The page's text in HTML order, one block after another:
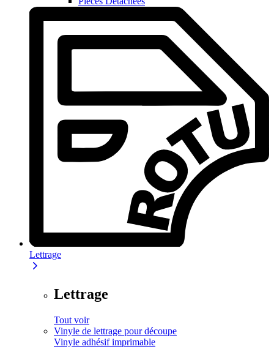
Lettrage
Lettrage
Tout voir
Vinyle de lettrage pour découpe
Vinyle adhésif imprimable